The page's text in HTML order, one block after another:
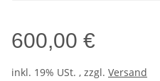
600,00 €
inkl. 19% USt. , zzgl. Versand